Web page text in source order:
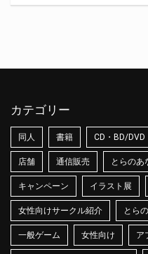
カテゴリー
同人 書籍 CD・BD/DVD
店舗 通信販売 とらのあ
キャンペーン イラスト展
女性向けサークル紹介 とら
一般ゲーム 女性向け ア